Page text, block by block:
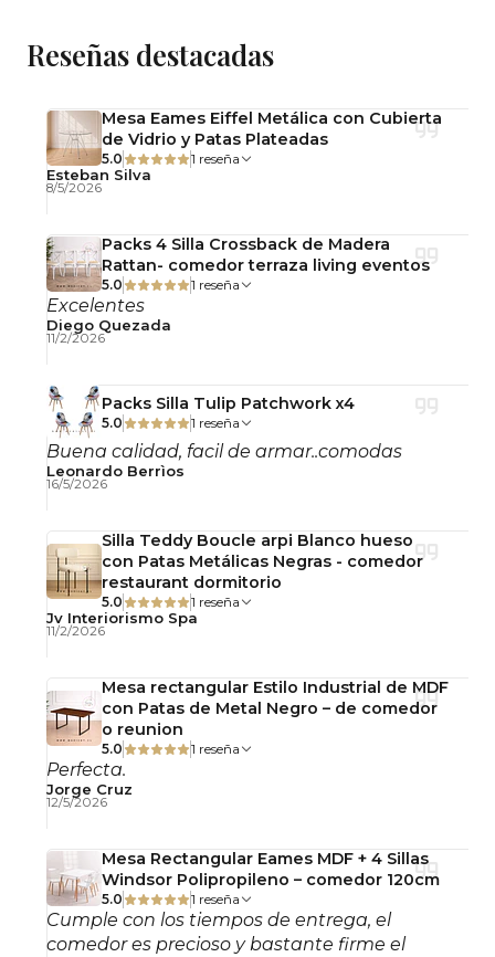
Formato rectangular ideal para reuniones y uso
familiar.
Sillones cómodos, firmes y de alta resistencia.
distintos estilos de interior.
Uso recomendado
Ideal para comedores, cocinas, departamentos,
Terminación y color
Terminaciones sobrias y actuales. Los tonos
pueden presentar ligeras variaciones según la
iluminación o la pantalla desde donde se visualice.
Mantenimiento y cuidado
Limpiar con un paño suave seco o ligeramente
húmedo. Evitar productos abrasivos. Se
recomienda el uso de individuales o protectores
producto.
Importante: Este producto se entrega
desarmado, con llaves y pernos para su
armado simple.
Uso interior.
No incluye accesorios decorativos.
Fotografías referenciales.
Reseñas destacadas
Mesa Eames Eiffel Metálica con Cubierta
de Vidrio y Patas Plateadas
5.0 1 reseña
Esteban Silva
8/5/2026
Packs 4 Silla Crossback de Madera
Rattan- comedor terraza living eventos
5.0 1 reseña
Excelentes
Diego Quezada
11/2/2026
Packs Silla Tulip Patchwork x4
5.0 1 reseña
Buena calidad, facil de armar..comodas
Leonardo Berrìos
16/5/2026
Silla Teddy Boucle arpi Blanco hueso
con Patas Metálicas Negras - comedor
restaurant dormitorio
5.0 1 reseña
Jv Interiorismo Spa
11/2/2026
Mesa rectangular Estilo Industrial de MDF
con Patas de Metal Negro – de comedor
o reunion
5.0 1 reseña
Perfecta.
Jorge Cruz
12/5/2026
Mesa Rectangular Eames MDF + 4 Sillas
Windsor Polipropileno – comedor 120cm
5.0 1 reseña
Cumple con los tiempos de entrega, el
comedor es precioso y bastante firme el